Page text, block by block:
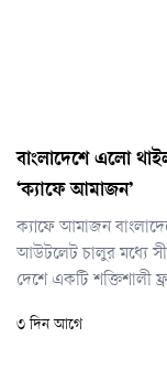
বাংলাদেশে এলো
‘ক্যাফে আমাজন’
ক্যাফে আমাজন
আউটলেট চালুর মধ্যে
দেশে একটি শক্তিশালী
উদ্যোক্তারা এই
৩ দিন আগে